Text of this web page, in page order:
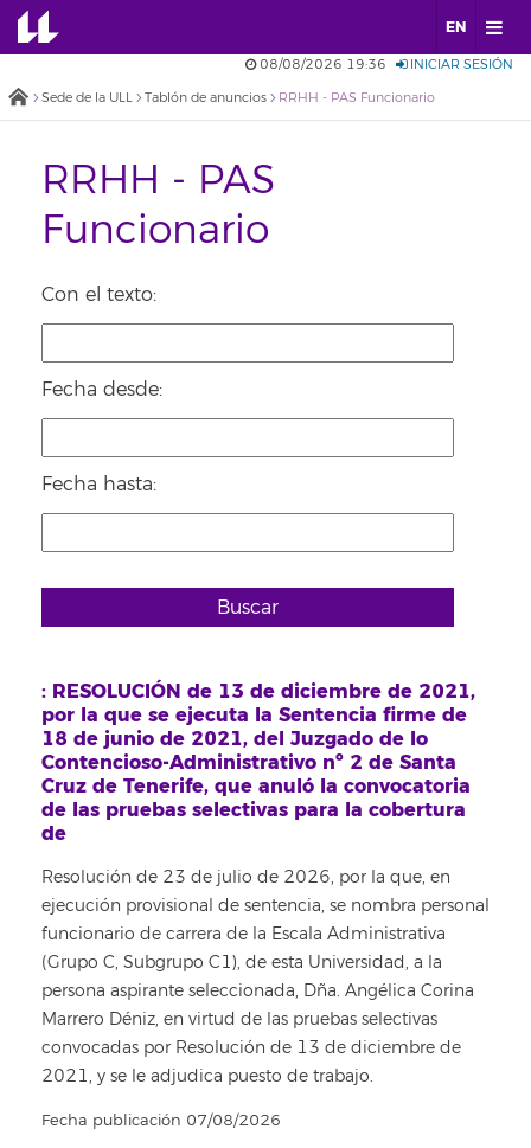
EN
08/08/2026 19:36 INICIAR SESIÓN
Sede de la ULL Tablón de anuncios RRHH - PAS Funcionario
RRHH - PAS
Funcionario
Con el texto:
Fecha desde:
Fecha hasta:
Buscar
: RESOLUCIÓN de 13 de diciembre de 2021,
por la que se ejecuta la Sentencia firme de
18 de junio de 2021, del Juzgado de lo
Contencioso-Administrativo nº 2 de Santa
Cruz de Tenerife, que anuló la convocatoria
de las pruebas selectivas para la cobertura
de
Resolución de 23 de julio de 2026, por la que, en
ejecución provisional de sentencia, se nombra personal
funcionario de carrera de la Escala Administrativa
(Grupo C, Subgrupo C1), de esta Universidad, a la
persona aspirante seleccionada, Dña. Angélica Corina
Marrero Déniz, en virtud de las pruebas selectivas
convocadas por Resolución de 13 de diciembre de
2021, y se le adjudica puesto de trabajo.
Fecha publicación 07/08/2026